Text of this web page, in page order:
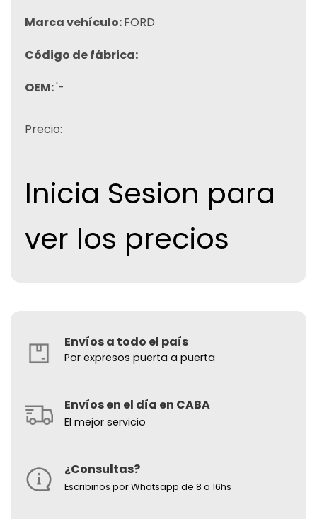
Marca vehículo:FORD
Código de fábrica:
OEM:'-
Precio:
Inicia Sesion para
ver los precios
Envíos a todo el país
Por expresos puerta a puerta
Envíos en el día en CABA
El mejor servicio
¿Consultas?
Escribinos por Whatsapp de 8 a 16hs